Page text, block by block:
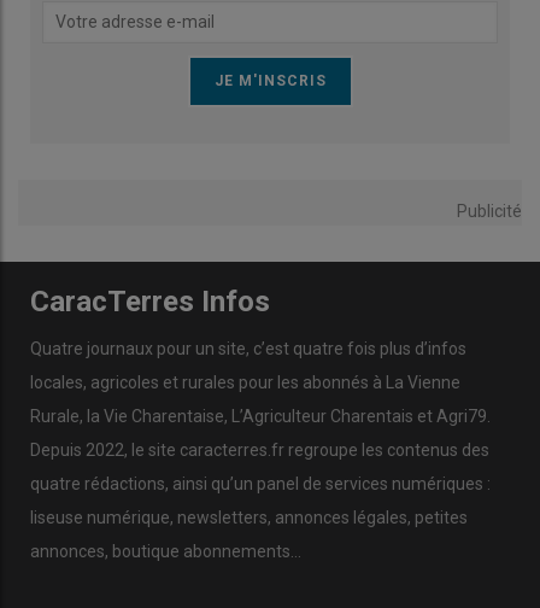
Publicité
CaracTerres Infos
Quatre journaux pour un site, c’est quatre fois plus d’infos
locales, agricoles et rurales pour les abonnés à La Vienne
Rurale, la Vie Charentaise, L’Agriculteur Charentais et Agri79.
Depuis 2022, le site caracterres.fr regroupe les contenus des
quatre rédactions, ainsi qu’un panel de services numériques :
liseuse numérique, newsletters, annonces légales, petites
annonces, boutique abonnements…